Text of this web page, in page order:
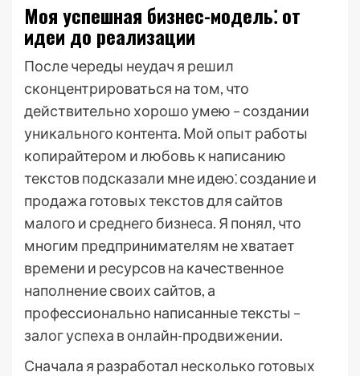
Моя успешная бизнес-модель⁚ от
идеи до реализации
После череды неудач я решил
сконцентрироваться на том, что
действительно хорошо умею – создании
уникального контента. Мой опыт работы
копирайтером и любовь к написанию
текстов подсказали мне идею⁚ создание и
продажа готовых текстов для сайтов
малого и среднего бизнеса. Я понял, что
многим предпринимателям не хватает
времени и ресурсов на качественное
наполнение своих сайтов, а
профессионально написанные тексты –
залог успеха в онлайн-продвижении.
Сначала я разработал несколько готовых